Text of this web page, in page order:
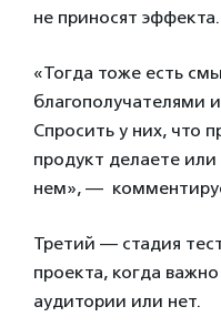
не приносят эффекта.
«Тогда тоже есть
благополучателями
Спросить у них, что
продукт делаете или
нем», —
Третий — стадия
проекта, когда
аудитории или нет.